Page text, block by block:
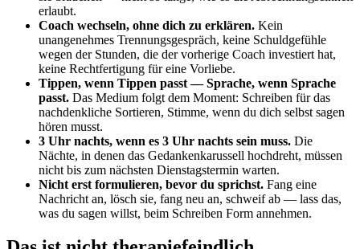
erlaubt.
Coach wechseln, ohne dich zu erklären. Kein
unangenehmes Trennungsgespräch, keine Schuldgefühle
wegen der Stunden, die der vorherige Coach investiert hat,
keine Rechtfertigung für eine Vorliebe.
Tippen, wenn Tippen passt — Sprache, wenn Sprache
passt. Das Medium folgt dem Moment: Schreiben für das
nachdenkliche Sortieren, Stimme, wenn du dich selbst sagen
hören musst.
3 Uhr nachts, wenn es 3 Uhr nachts sein muss. Die
Nächte, in denen das Gedankenkarussell hochdreht, müssen
nicht bis zum nächsten Dienstagstermin warten.
Nicht erst formulieren, bevor du sprichst. Fang eine
Nachricht an, lösch sie, fang neu an, schweif ab — lass das,
was du sagen willst, beim Schreiben Form annehmen.